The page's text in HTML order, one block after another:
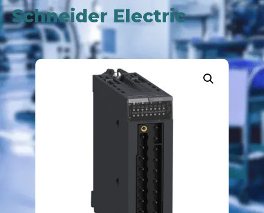
Schneider Electric